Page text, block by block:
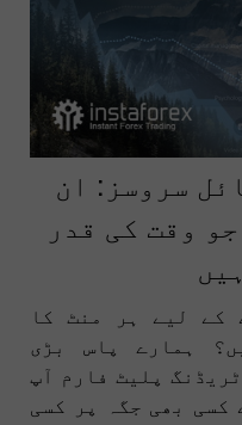
سروسز: ان
وقت کی قدر
کے لیے ہر منٹ کا
ہمارے پاس بڑی
پلیٹ فارم آپ
کسی بھی جگہ پر کسی